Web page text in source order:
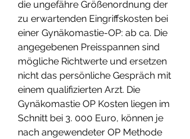
die ungefähre Größenordnung der
zu erwartenden Eingriffskosten bei
einer Gynäkomastie-OP: ab ca. Die
angegebenen Preisspannen sind
mögliche Richtwerte und ersetzen
nicht das persönliche Gespräch mit
einem qualifizierten Arzt. Die
Gynäkomastie OP Kosten liegen im
Schnitt bei 3. 000 Euro, können je
nach angewendeter OP Methode